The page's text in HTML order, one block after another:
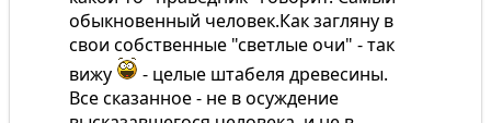
обыкновенный человек.Как загляну в
свои собственные "светлые очи" - так
вижу
- целые штабеля древесины.
Все сказанное - не в осуждение